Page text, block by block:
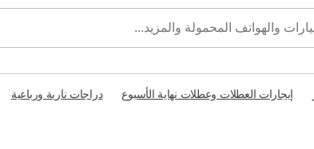
إيجارات العطلات وعطلات نهاية الأسبوع دراجات نارية ورباعية